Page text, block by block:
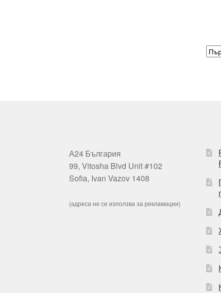
А24 България
99, Vitosha Blvd Unit #102
Sofia, Ivan Vazov 1408
(адреса не се използва за рекламации)